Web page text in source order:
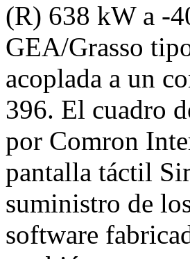
(R) 638 kW a -
GEA/Grasso
acoplada a un
396. El cuadro
por Comron
pantalla táctil
suministro de
software